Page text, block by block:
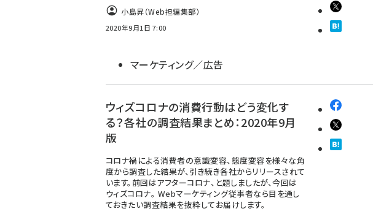
小島昇（Web担編集部）
2020年9月1日 7:00
マーケティング／広告
ウィズコロナの消費行動はどう変化す
る？各社の調査結果まとめ：2020年9月
版
コロナ禍による消費者の意識変容、態度変容を様々な角
度から調査した結果が、引き続き各社からリリースされて
います。前回はアフターコロナ、と題しましたが、今回は
ウィズコロナ。 Webマーケティング従事者なら目を通し
ておきたい調査結果を抜粋してお届けします。